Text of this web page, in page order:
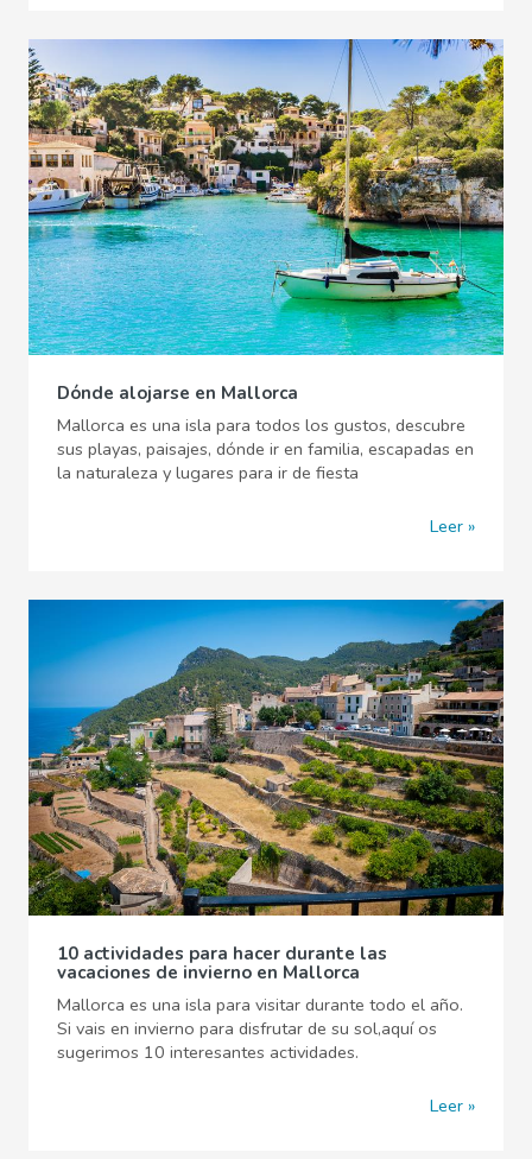
Dónde alojarse en Mallorca
Mallorca es una isla para todos los gustos, descubre
sus playas, paisajes, dónde ir en familia, escapadas en
la naturaleza y lugares para ir de fiesta
Leer
10 actividades para hacer durante las
vacaciones de invierno en Mallorca
Mallorca es una isla para visitar durante todo el año.
Si vais en invierno para disfrutar de su sol,aquí os
sugerimos 10 interesantes actividades.
Leer